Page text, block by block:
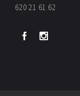
620 21 61 62